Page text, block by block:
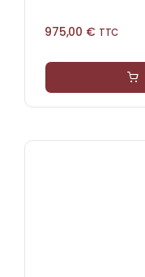
975,00 € TTC